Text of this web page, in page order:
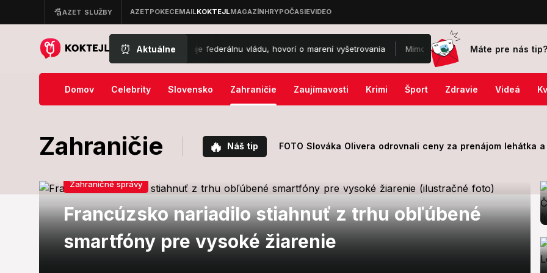
⏰ Aktuálne
Nový zvrat v kauze Epstein: Štát žaluje federálnu vládu, hovorí o marení vyšetrovania Mimoriadny poplach na známom letisku: Na
Máte pre nás tip?
Domov Celebrity Slovensko Zahraničie Zaujímavosti Krimi Šport Zdravie Videá
Zahraničie 🔥 Náš tip FOTO Slováka Olivera odrovnali ceny za prenájom lehátka
Zahraničné správy
Francúzsko nariadilo stiahnuť z trhu obľúbené
smartfóny pre vysoké žiarenie